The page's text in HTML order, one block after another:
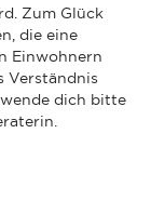
Zum Glück
die eine
Einwohnern
Verständnis
dich bitte